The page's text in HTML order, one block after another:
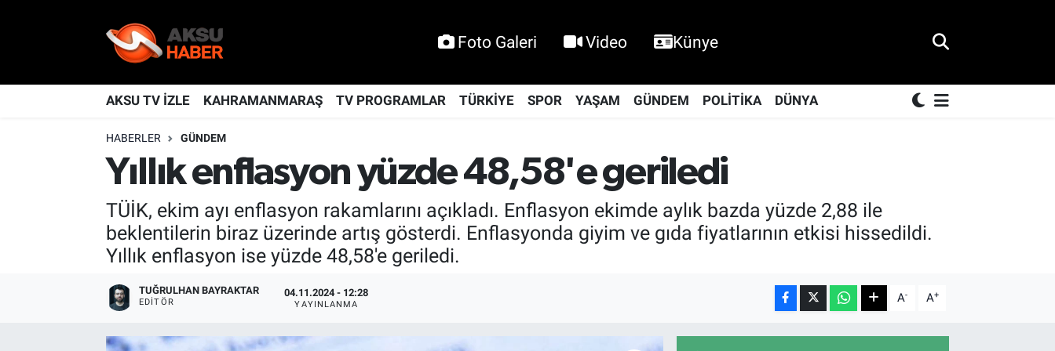
Foto Galeri Video Künye
AKSU TV İZLE KAHRAMANMARAŞ TV PROGRAMLAR TÜRKİYE SPOR YAŞAM GÜNDEM POLİTİKA DÜNYA
HABERLER GÜNDEM
Yıllık enflasyon yüzde 48,58'e geriledi
TÜİK, ekim ayı enflasyon rakamlarını açıkladı. Enflasyon ekimde aylık bazda yüzde 2,88 ile
beklentilerin biraz üzerinde artış gösterdi. Enflasyonda giyim ve gıda fiyatlarının etkisi hissedildi.
Yıllık enflasyon ise yüzde 48,58'e geriledi.
TUĞRULHAN BAYRAKTAR
EDITÖR
04.11.2024 - 12:28
YAYINLANMA A- A+
KAHRAMANMARAŞ
Nöbetçi Eczaneler
Hava Durumu
Kahramanmaraş Namaz Vakitleri
TFF 2.Lig Kırmızı Grup Puan Durumu ve Fikstür
Tüm Manşetler
Son Dakika Haberleri
Haber Arşivi